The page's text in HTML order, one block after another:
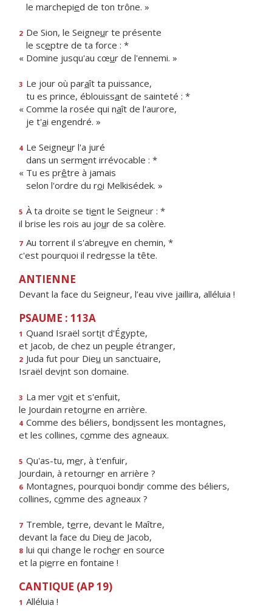
le marchepied de ton trône. »
2 De Sion, le Seigneur te présente
le sceptre de ta force : *
« Domine jusqu'au cœur de l'ennemi. »
3 Le jour où paraît ta puissance,
tu es prince, éblouissant de sainteté : *
« Comme la rosée qui naît de l'aurore,
je t'ai engendré. »
4 Le Seigneur l'a juré
dans un serment irrévocable : *
« Tu es prêtre à jamais
selon l'ordre du roi Melkisédek. »
5 À ta droite se tient le Seigneur : *
il brise les rois au jour de sa colère.
7 Au torrent il s'abreuve en chemin, *
c'est pourquoi il redresse la tête.
ANTIENNE
Devant la face du Seigneur, l’eau vive jaillira, alléluia !
PSAUME : 113A
1 Quand Israël sortit d'Égypte,
et Jacob, de chez un peuple étranger,
2 Juda fut pour Dieu un sanctuaire,
Israël devint son domaine.
3 La mer voit et s'enfuit,
le Jourdain retourne en arrière.
4 Comme des béliers, bondissent les montagnes,
et les collines, comme des agneaux.
5 Qu'as-tu, mer, à t'enfuir,
Jourdain, à retourner en arrière ?
6 Montagnes, pourquoi bondir comme des béliers,
collines, comme des agneaux ?
7 Tremble, terre, devant le Maître,
devant la face du Dieu de Jacob,
8 lui qui change le rocher en source
et la pierre en fontaine !
CANTIQUE (AP 19)
1 Alléluia !